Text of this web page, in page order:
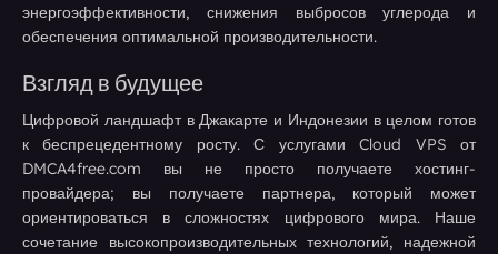
энергоэффективности, снижения выбросов углерода и
обеспечения оптимальной производительности.
Взгляд в будущее
Цифровой ландшафт в Джакарте и Индонезии в целом готов
к беспрецедентному росту. С услугами Cloud VPS от
DMCA4free.com вы не просто получаете хостинг-
провайдера; вы получаете партнера, который может
ориентироваться в сложностях цифрового мира. Наше
сочетание высокопроизводительных технологий, надежной